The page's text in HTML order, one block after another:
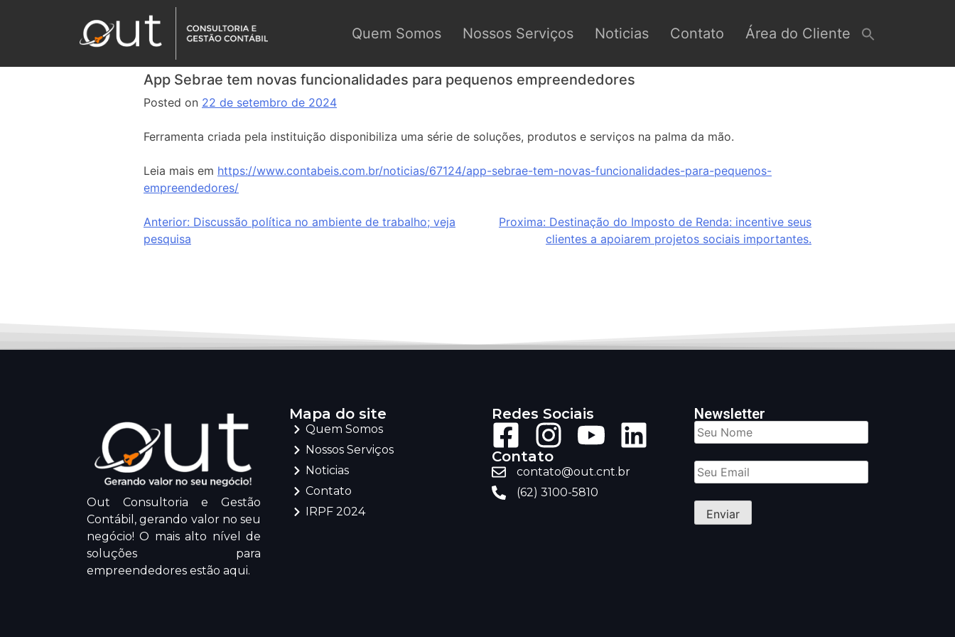
Quem Somos Nossos Serviços Noticias Contato Área do Cliente
App Sebrae tem novas funcionalidades para pequenos empreendedores
Posted on 22 de setembro de 2024
Ferramenta criada pela instituição disponibiliza uma série de soluções, produtos e serviços na palma da mão.
Leia mais em https://www.contabeis.com.br/noticias/67124/app-sebrae-tem-novas-funcionalidades-para-pequenos-
empreendedores/
Anterior: Discussão política no ambiente de trabalho; veja
pesquisa
Proxima: Destinação do Imposto de Renda: incentive seus
clientes a apoiarem projetos sociais importantes.
Out Consultoria e Gestão
Contábil, gerando valor no seu
negócio! O mais alto nível de
soluções para
empreendedores estão aqui.
Mapa do site
Quem Somos
Nossos Serviços
Noticias
Contato
IRPF 2024
Redes Sociais
Contato
contato@out.cnt.br
(62) 3100-5810
Newsletter